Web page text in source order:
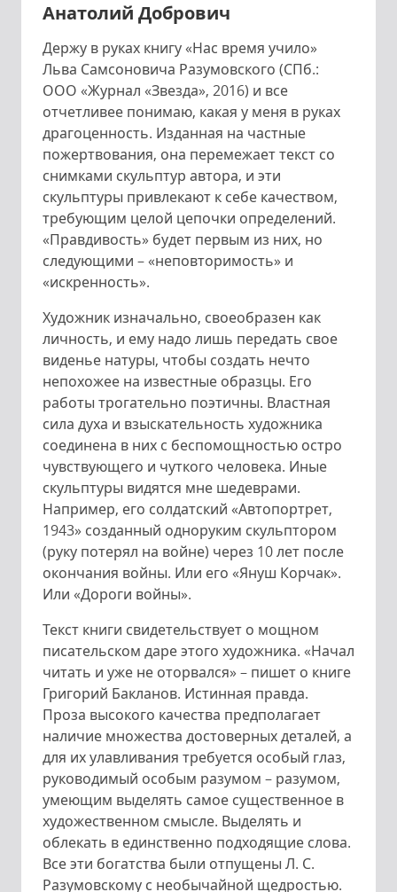
Анатолий Добрович
Держу в руках книгу «Нас время учило»
Льва Самсоновича Разумовского (СПб.:
ООО «Журнал «Звезда», 2016) и все
отчетливее понимаю, какая у меня в руках
драгоценность. Изданная на частные
пожертвования, она перемежает текст со
снимками скульптур автора, и эти
скульптуры привлекают к себе качеством,
требующим целой цепочки определений.
«Правдивость» будет первым из них, но
следующими – «неповторимость» и
«искренность».
Художник изначально, своеобразен как
личность, и ему надо лишь передать свое
виденье натуры, чтобы создать нечто
непохожее на известные образцы. Его
работы трогательно поэтичны. Властная
сила духа и взыскательность художника
соединена в них с беспомощностью остро
чувствующего и чуткого человека. Иные
скульптуры видятся мне шедеврами.
Например, его солдатский «Автопортрет,
1943» созданный одноруким скульптором
(руку потерял на войне) через 10 лет после
окончания войны. Или его «Януш Корчак».
Или «Дороги войны».
Текст книги свидетельствует о мощном
писательском даре этого художника. «Начал
читать и уже не оторвался» – пишет о книге
Григорий Бакланов. Истинная правда.
Проза высокого качества предполагает
наличие множества достоверных деталей, а
для их улавливания требуется особый глаз,
руководимый особым разумом – разумом,
умеющим выделять самое существенное в
художественном смысле. Выделять и
облекать в единственно подходящие слова.
Все эти богатства были отпущены Л. С.
Разумовскому с необычайной щедростью.